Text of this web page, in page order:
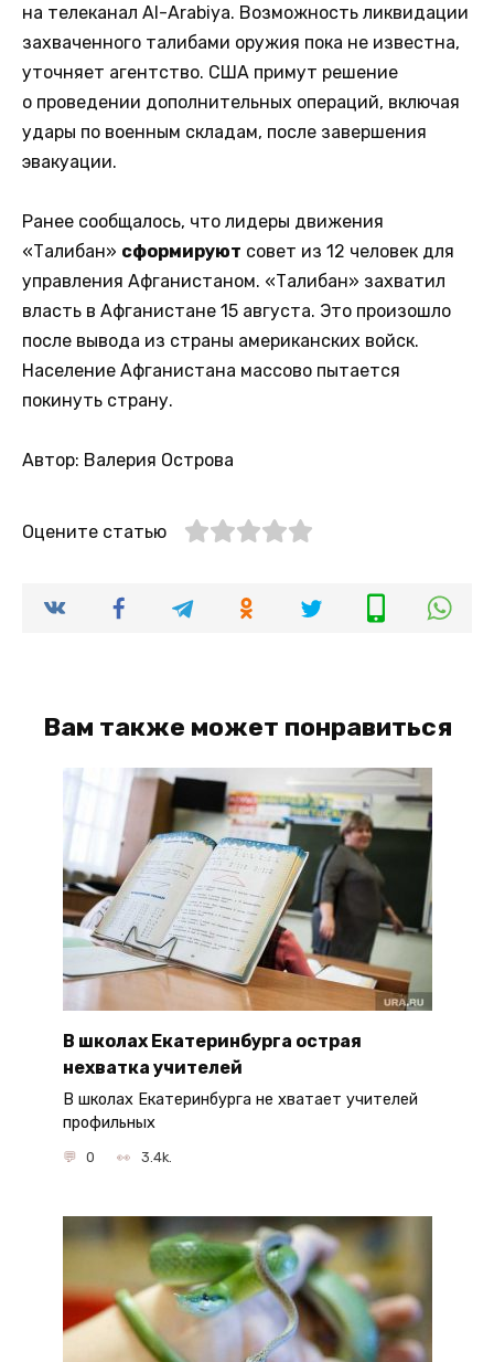
на телеканал Al-Arabiya. Возможность ликвидации
захваченного талибами оружия пока не известна,
уточняет агентство. США примут решение
о проведении дополнительных операций, включая
удары по военным складам, после завершения
эвакуации.
Ранее сообщалось, что лидеры движения
«Талибан» сформируют совет из 12 человек для
управления Афганистаном. «Талибан» захватил
власть в Афганистане 15 августа. Это произошло
после вывода из страны американских войск.
Население Афганистана массово пытается
покинуть страну.
Автор: Валерия Острова
Оцените статью
Вам также может понравиться
В школах Екатеринбурга острая
нехватка учителей
В школах Екатеринбурга не хватает учителей
профильных
0 3.4k.